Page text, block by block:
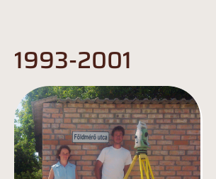
1993-2001